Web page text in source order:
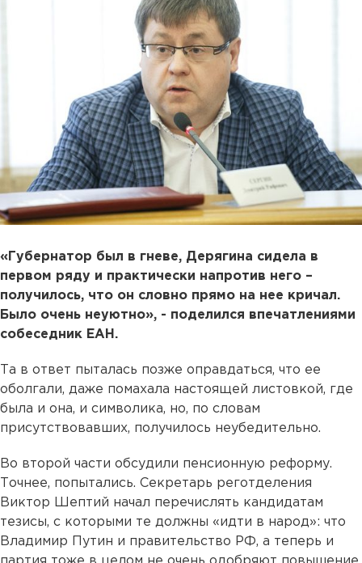
«Губернатор был в гневе, Дерягина сидела в
первом ряду и практически напротив него –
получилось, что он словно прямо на нее кричал.
Было очень неуютно», - поделился впечатлениями
собеседник ЕАН.
Та в ответ пыталась позже оправдаться, что ее
оболгали, даже помахала настоящей листовкой, где
была и она, и символика, но, по словам
присутствовавших, получилось неубедительно.
Во второй части обсудили пенсионную реформу.
Точнее, попытались. Секретарь реготделения
Виктор Шептий начал перечислять кандидатам
тезисы, с которыми те должны «идти в народ»: что
Владимир Путин и правительство РФ, а теперь и